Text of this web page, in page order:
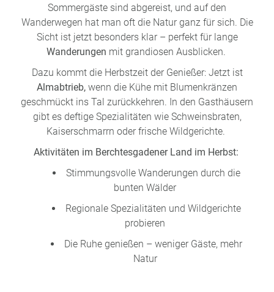
Sommergäste sind abgereist, und auf den
Wanderwegen hat man oft die Natur ganz für sich. Die
Sicht ist jetzt besonders klar – perfekt für lange
Wanderungen mit grandiosen Ausblicken.
Dazu kommt die Herbstzeit der Genießer: Jetzt ist
Almabtrieb, wenn die Kühe mit Blumenkränzen
geschmückt ins Tal zurückkehren. In den Gasthäusern
gibt es deftige Spezialitäten wie Schweinsbraten,
Kaiserschmarrn oder frische Wildgerichte.
Aktivitäten im Berchtesgadener Land im Herbst:
Stimmungsvolle Wanderungen durch die
bunten Wälder
Regionale Spezialitäten und Wildgerichte
probieren
Die Ruhe genießen – weniger Gäste, mehr
Natur